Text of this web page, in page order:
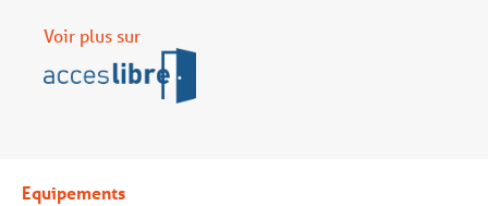
Voir plus sur
Equipements